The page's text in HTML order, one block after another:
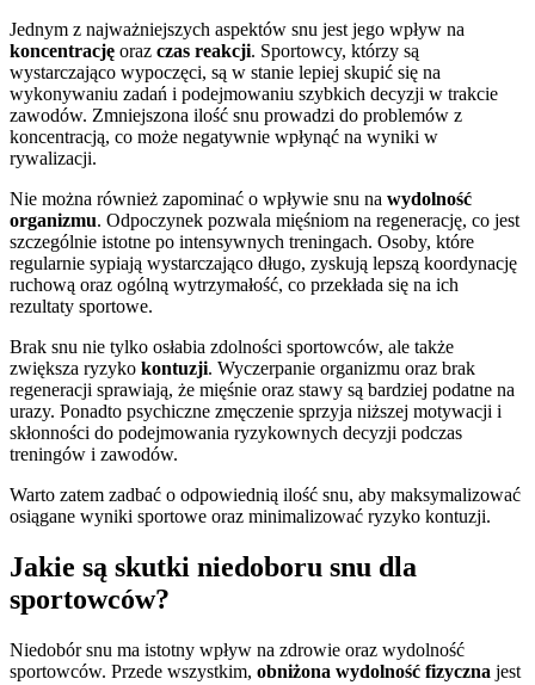
Jednym z najważniejszych aspektów snu jest jego wpływ na
koncentrację oraz czas reakcji. Sportowcy, którzy są
wystarczająco wypoczęci, są w stanie lepiej skupić się na
wykonywaniu zadań i podejmowaniu szybkich decyzji w trakcie
zawodów. Zmniejszona ilość snu prowadzi do problemów z
koncentracją, co może negatywnie wpłynąć na wyniki w
rywalizacji.
Nie można również zapominać o wpływie snu na wydolność
organizmu. Odpoczynek pozwala mięśniom na regenerację, co jest
szczególnie istotne po intensywnych treningach. Osoby, które
regularnie sypiają wystarczająco długo, zyskują lepszą koordynację
ruchową oraz ogólną wytrzymałość, co przekłada się na ich
rezultaty sportowe.
Brak snu nie tylko osłabia zdolności sportowców, ale także
zwiększa ryzyko kontuzji. Wyczerpanie organizmu oraz brak
regeneracji sprawiają, że mięśnie oraz stawy są bardziej podatne na
urazy. Ponadto psychiczne zmęczenie sprzyja niższej motywacji i
skłonności do podejmowania ryzykownych decyzji podczas
treningów i zawodów.
Warto zatem zadbać o odpowiednią ilość snu, aby maksymalizować
osiągane wyniki sportowe oraz minimalizować ryzyko kontuzji.
Jakie są skutki niedoboru snu dla
sportowców?
Niedobór snu ma istotny wpływ na zdrowie oraz wydolność
sportowców. Przede wszystkim, obniżona wydolność fizyczna jest